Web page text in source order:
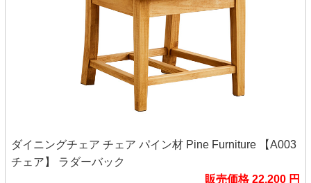
ダイニングチェア チェア パイン材 Pine Furniture 【A003
チェア】 ラダーバック
販売価格 22,200 円